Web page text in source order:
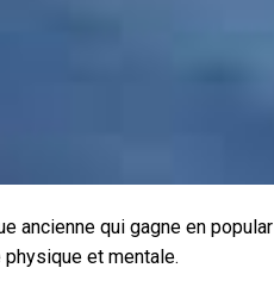
ancienne qui gagne en
et mentale.